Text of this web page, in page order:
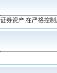
券资产,在严格控